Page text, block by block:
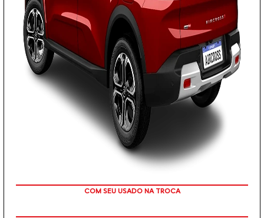
TAXA ZERO